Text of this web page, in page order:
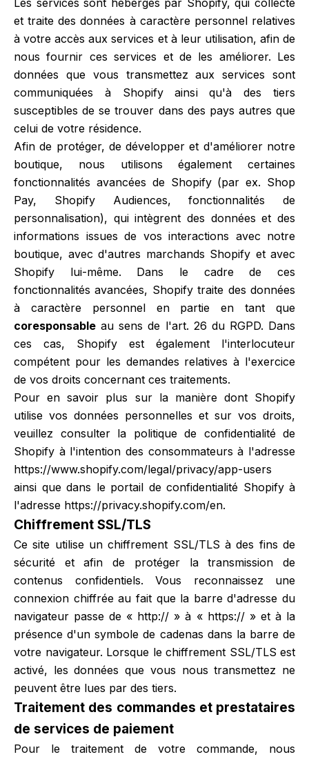
Les services sont hébergés par Shopify, qui collecte
et traite des données à caractère personnel relatives
à votre accès aux services et à leur utilisation, afin de
nous fournir ces services et de les améliorer. Les
données que vous transmettez aux services sont
communiquées à Shopify ainsi qu'à des tiers
susceptibles de se trouver dans des pays autres que
celui de votre résidence.
Afin de protéger, de développer et d'améliorer notre
boutique, nous utilisons également certaines
fonctionnalités avancées de Shopify (par ex. Shop
Pay, Shopify Audiences, fonctionnalités de
personnalisation), qui intègrent des données et des
informations issues de vos interactions avec notre
boutique, avec d'autres marchands Shopify et avec
Shopify lui-même. Dans le cadre de ces
fonctionnalités avancées, Shopify traite des données
à caractère personnel en partie en tant que
coresponsable au sens de l'art. 26 du RGPD. Dans
ces cas, Shopify est également l'interlocuteur
compétent pour les demandes relatives à l'exercice
de vos droits concernant ces traitements.
Pour en savoir plus sur la manière dont Shopify
utilise vos données personnelles et sur vos droits,
veuillez consulter la politique de confidentialité de
Shopify à l'intention des consommateurs à l'adresse
https://www.shopify.com/legal/privacy/app-users
ainsi que dans le portail de confidentialité Shopify à
l'adresse https://privacy.shopify.com/en.
Chiffrement SSL/TLS
Ce site utilise un chiffrement SSL/TLS à des fins de
sécurité et afin de protéger la transmission de
contenus confidentiels. Vous reconnaissez une
connexion chiffrée au fait que la barre d'adresse du
navigateur passe de « http:// » à « https:// » et à la
présence d'un symbole de cadenas dans la barre de
votre navigateur. Lorsque le chiffrement SSL/TLS est
activé, les données que vous nous transmettez ne
peuvent être lues par des tiers.
Traitement des commandes et prestataires
de services de paiement
Pour le traitement de votre commande, nous